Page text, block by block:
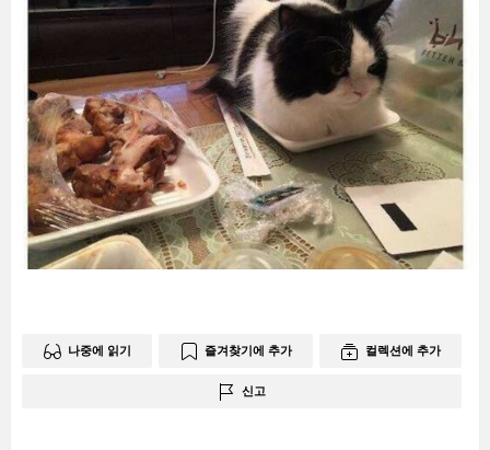
나중에 읽기 즐겨찾기에 추가 컬렉션에 추가
신고